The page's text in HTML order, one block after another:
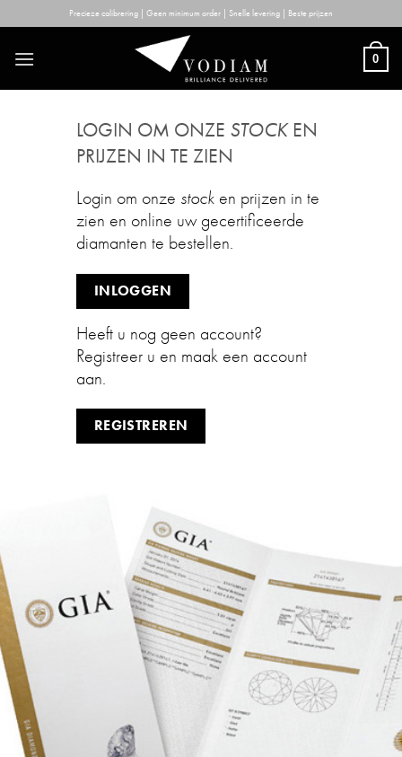
to
content
Precieze calibrering | Geen minimum order | Snelle levering | Beste prijzen
0
LOGIN OM ONZE STOCKEN
PRIJZEN IN TE ZIEN
Login om onze stock en prijzen in te
zien en online uw gecertificeerde
diamanten te bestellen.
INLOGGEN
Heeft u nog geen account?
Registreer u en maak een account
aan.
REGISTREREN